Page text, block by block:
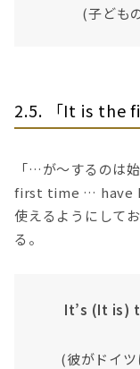
(子ども
2.5. 「It is the
「…が〜するのは
first time … have
使えるようにして
る。
It’s (It is)
(彼がドイ